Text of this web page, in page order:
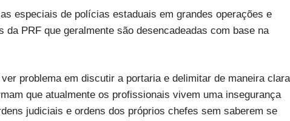
especiais de polícias estaduais em grandes operações e
PRF que geralmente são desencadeadas com base na
problema em discutir a portaria e delimitar de maneira clara
que atualmente os profissionais vivem uma insegurança
judiciais e ordens dos próprios chefes sem saberem se